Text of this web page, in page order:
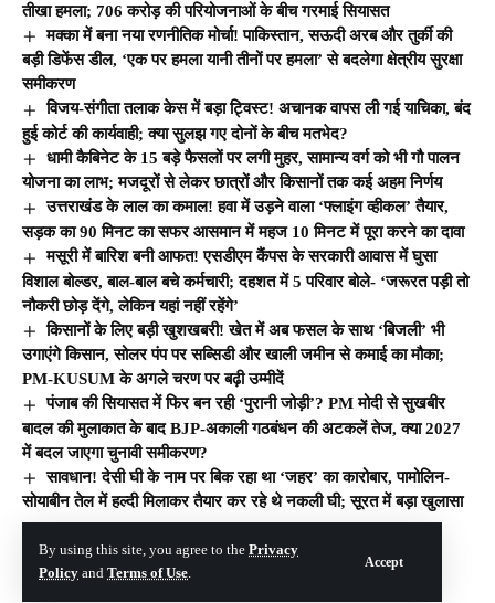
By using this site, you agree to the Privacy
Policy and Terms of Use.
Accept
तीखा हमला; 706 करोड़ की परियोजनाओं के बीच गरमाई सियासत
मक्का में बना नया रणनीतिक मोर्चा! पाकिस्तान, सऊदी अरब और तुर्की की
बड़ी डिफेंस डील, ‘एक पर हमला यानी तीनों पर हमला’ से बदलेगा क्षेत्रीय सुरक्षा
समीकरण
विजय-संगीता तलाक केस में बड़ा ट्विस्ट! अचानक वापस ली गई याचिका, बंद
हुई कोर्ट की कार्यवाही; क्या सुलझ गए दोनों के बीच मतभेद?
धामी कैबिनेट के 15 बड़े फैसलों पर लगी मुहर, सामान्य वर्ग को भी गौ पालन
योजना का लाभ; मजदूरों से लेकर छात्रों और किसानों तक कई अहम निर्णय
उत्तराखंड के लाल का कमाल! हवा में उड़ने वाला ‘फ्लाइंग व्हीकल’ तैयार,
सड़क का 90 मिनट का सफर आसमान में महज 10 मिनट में पूरा करने का दावा
मसूरी में बारिश बनी आफत! एसडीएम कैंपस के सरकारी आवास में घुसा
विशाल बोल्डर, बाल-बाल बचे कर्मचारी; दहशत में 5 परिवार बोले- ‘जरूरत पड़ी तो
नौकरी छोड़ देंगे, लेकिन यहां नहीं रहेंगे’
किसानों के लिए बड़ी खुशखबरी! खेत में अब फसल के साथ ‘बिजली’ भी
उगाएंगे किसान, सोलर पंप पर सब्सिडी और खाली जमीन से कमाई का मौका;
PM-KUSUM के अगले चरण पर बढ़ी उम्मीदें
पंजाब की सियासत में फिर बन रही ‘पुरानी जोड़ी’? PM मोदी से सुखबीर
बादल की मुलाकात के बाद BJP-अकाली गठबंधन की अटकलें तेज, क्या 2027
में बदल जाएगा चुनावी समीकरण?
सावधान! देसी घी के नाम पर बिक रहा था ‘जहर’ का कारोबार, पामोलिन-
सोयाबीन तेल में हल्दी मिलाकर तैयार कर रहे थे नकली घी; सूरत में बड़ा खुलासा
© The Hill India. All Rights Reserved | Developed By: Tech Yard Labs